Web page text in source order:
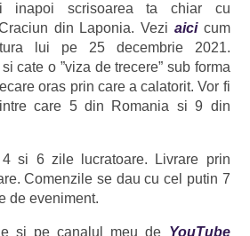
inapoi scrisoarea ta chiar cu
din Laponia. Vezi aicicum
lui pe 25 decembrie 2021.
cate o ”viza de trecere” sub forma
oras prin care a calatorit. Vor fi
care 5 din Romania si 9 din
4 si 6 zile lucratoare. Livrare prin
Comenzile se dau cu cel putin 7
de eveniment.
si pe canalul meu de YouTube